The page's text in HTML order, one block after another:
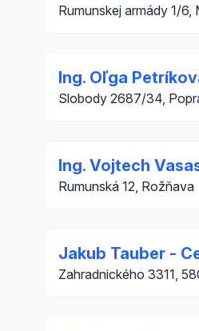
Rumunskej armády 1/6,
Ing. Oľga
Slobody 2687/34,
Ing. Vojtech
Rumunská 12, Rožňava
Jakub Tauber -
Zahradnického 3311,